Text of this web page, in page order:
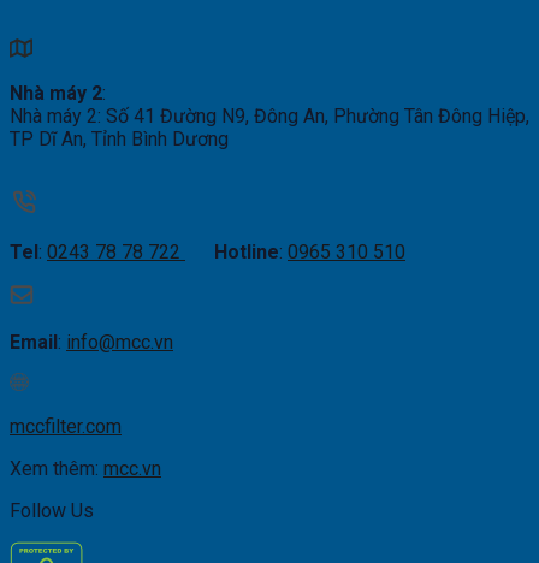
Nhà máy 2:
Nhà máy 2: Số 41 Đường N9, Đông An, Phường Tân Đông Hiệp,
TP Dĩ An, Tỉnh Bình Dương
Tel : 0243 78 78 722 Hotline: 0965 310 510
Email : info@mcc.vn
mccfilter.com
Xem thêm: mcc.vn
Follow Us